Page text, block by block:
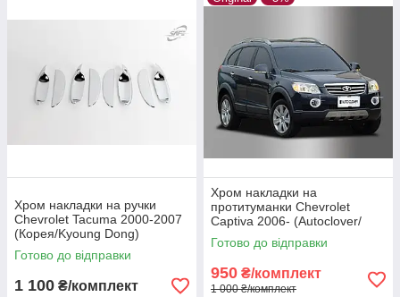
Хром накладки на ручки
Chevrolet Tacuma 2000-2007
(Корея/Kyoung Dong)
Готово до відправки
1 100 ₴/комплект
Хром накладки на
протитуманки Chevrolet
Captiva 2006- (Autoclover/
Південна Корея)
Готово до відправки
950 ₴/комплект
1 000 ₴/комплект